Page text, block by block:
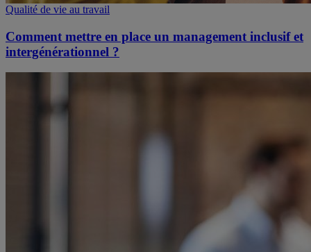
Qualité de vie au travail
Comment mettre en place un management inclusif et
intergénérationnel ?